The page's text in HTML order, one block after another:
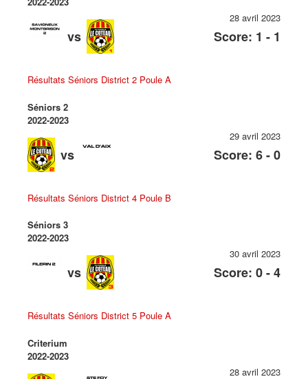
vs
28 avril 2023
Score: 1 - 1
Résultats Séniors District 2 Poule A
Séniors 2
2022-2023
vs
29 avril 2023
Score: 6 - 0
Résultats Séniors District 4 Poule B
Séniors 3
2022-2023
vs
30 avril 2023
Score: 0 - 4
Résultats Séniors District 5 Poule A
Criterium
2022-2023
28 avril 2023